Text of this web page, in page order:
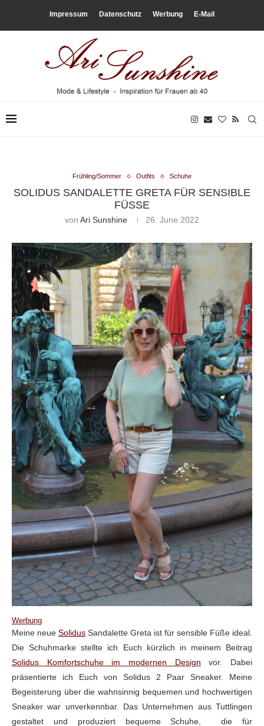
Impressum Datenschutz Werbung E-Mail
Frühling/Sommer Outfits Schuhe
SOLIDUS SANDALETTE GRETA FÜR SENSIBLE
FÜSSE
von Ari Sunshine 26. June 2022
Werbung
Meine neue Solidus Sandalette Greta ist für sensible Füße ideal.
Die Schuhmarke stellte ich Euch kürzlich in meinem Beitrag
Solidus Komfortschuhe im modernen Design vor. Dabei
präsentierte ich Euch von Solidus 2 Paar Sneaker. Meine
Begeisterung über die wahnsinnig bequemen und hochwertigen
Sneaker war unverkennbar. Das Unternehmen aus Tuttlingen
gestaltet und produziert bequeme Schuhe, die für